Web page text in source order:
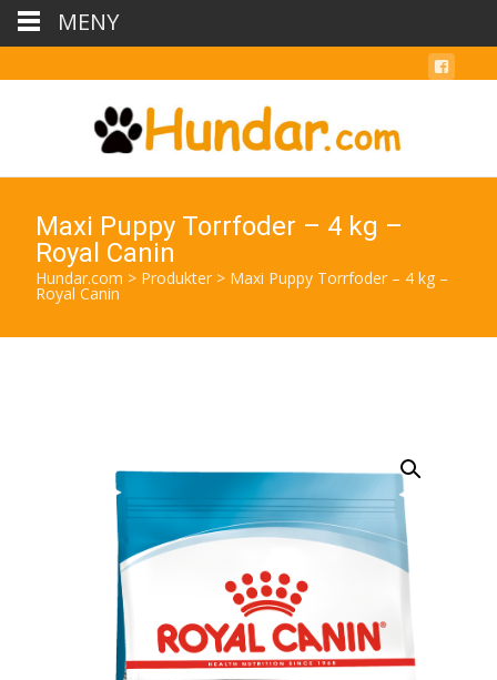
Maxi Puppy Torrfoder – 4 kg –
Royal Canin
Hundar.com > Produkter > Maxi Puppy Torrfoder – 4 kg –
Royal Canin
MENY